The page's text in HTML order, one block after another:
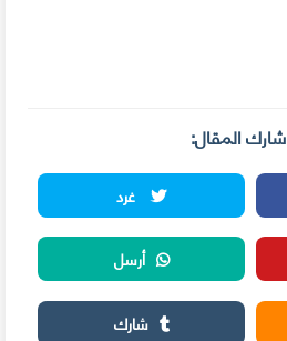
شارك المقال:
غرد
أرسل
شارك